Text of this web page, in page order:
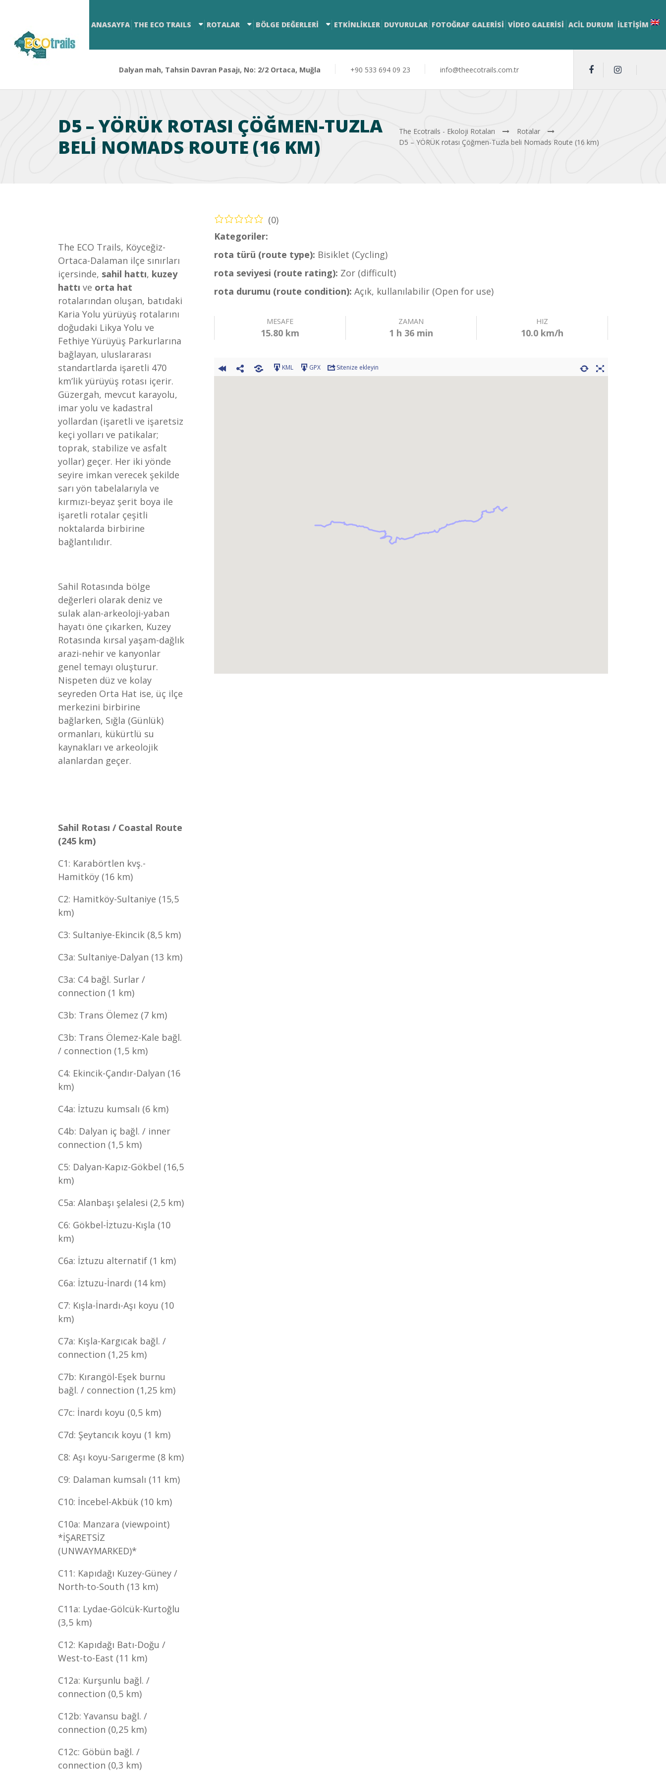
ANASAYFA THE ECO TRAILS ROTALAR BÖLGE DEĞERLERİ ETKİNLİKLER DUYURULAR FOTOĞRAF GALERİSİ VİDEO GALERİSİ ACİL DURUM İLETIŞIM
Dalyan mah, Tahsin Davran Pasajı, No: 2/2 Ortaca, Muğla +90 533 694 09 23 info@theecotrails.com.tr
D5 – YÖRÜK ROTASI ÇÖĞMEN-TUZLA
BELI NOMADS ROUTE (16 KM)
The Ecotrails - Ekoloji Rotaları
Rotalar
D5 – YÖRÜK rotası Çöğmen-Tuzla beli Nomads Route (16 km)
(0)
Kategoriler:
rota türü (route type): Bisiklet (Cycling)
rota seviyesi (route rating): Zor (difficult)
rota durumu (route condition): Açık, kullanılabilir (Open for use)
MESAFE
15.80 km
ZAMAN
1 h 36 min
HIZ
10.0 km/h
KML GPX Sitenize ekleyin
The ECO Trails, Köyceğiz-
Ortaca-Dalaman ilçe sınırları
içersinde, sahil hattı, kuzey
hattı ve orta hat
rotalarından oluşan, batıdaki
Karia Yolu yürüyüş rotalarını
doğudaki Likya Yolu ve
Fethiye Yürüyüş Parkurlarına
bağlayan, uluslararası
standartlarda işaretli 470
km’lik yürüyüş rotası içerir.
Güzergah, mevcut karayolu,
imar yolu ve kadastral
yollardan (işaretli ve işaretsiz
keçi yolları ve patikalar;
toprak, stabilize ve asfalt
yollar) geçer. Her iki yönde
seyire imkan verecek şekilde
sarı yön tabelalarıyla ve
kırmızı-beyaz şerit boya ile
işaretli rotalar çeşitli
noktalarda birbirine
bağlantılıdır.
Sahil Rotasında bölge
değerleri olarak deniz ve
sulak alan-arkeoloji-yaban
hayatı öne çıkarken, Kuzey
Rotasında kırsal yaşam-dağlık
arazi-nehir ve kanyonlar
genel temayı oluşturur.
Nispeten düz ve kolay
seyreden Orta Hat ise, üç ilçe
merkezini birbirine
bağlarken, Sığla (Günlük)
ormanları, kükürtlü su
kaynakları ve arkeolojik
alanlardan geçer.
Sahil Rotası / Coastal Route
(245 km)
C1: Karabörtlen kvş.-
Hamitköy (16 km)
C2: Hamitköy-Sultaniye (15,5
km)
C3: Sultaniye-Ekincik (8,5 km)
C3a: Sultaniye-Dalyan (13 km)
C3a: C4 bağl. Surlar /
connection (1 km)
C3b: Trans Ölemez (7 km)
C3b: Trans Ölemez-Kale bağl.
/ connection (1,5 km)
C4: Ekincik-Çandır-Dalyan (16
km)
C4a: İztuzu kumsalı (6 km)
C4b: Dalyan iç bağl. / inner
connection (1,5 km)
C5: Dalyan-Kapız-Gökbel (16,5
km)
C5a: Alanbaşı şelalesi (2,5 km)
C6: Gökbel-İztuzu-Kışla (10
km)
C6a: İztuzu alternatif (1 km)
C6a: İztuzu-İnardı (14 km)
C7: Kışla-İnardı-Aşı koyu (10
km)
C7a: Kışla-Kargıcak bağl. /
connection (1,25 km)
C7b: Kırangöl-Eşek burnu
bağl. / connection (1,25 km)
C7c: İnardı koyu (0,5 km)
C7d: Şeytancık koyu (1 km)
C8: Aşı koyu-Sarıgerme (8 km)
C9: Dalaman kumsalı (11 km)
C10: İncebel-Akbük (10 km)
C10a: Manzara (viewpoint)
*İŞARETSİZ
(UNWAYMARKED)*
C11: Kapıdağı Kuzey-Güney /
North-to-South (13 km)
C11a: Lydae-Gölcük-Kurtoğlu
(3,5 km)
C12: Kapıdağı Batı-Doğu /
West-to-East (11 km)
C12a: Kurşunlu bağl. /
connection (0,5 km)
C12b: Yavansu bağl. /
connection (0,25 km)
C12c: Göbün bağl. /
connection (0,3 km)